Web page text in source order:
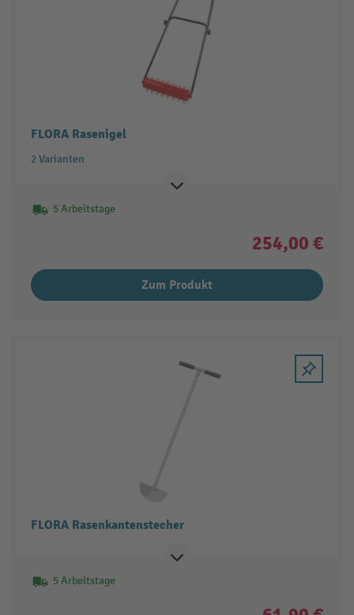
FLORA Rasenigel
2 Varianten
5 Arbeitstage
254,00 €
Zum Produkt
FLORA Rasenkantenstecher
5 Arbeitstage